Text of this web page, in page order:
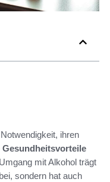
ihren
Gesundheitsvorteile
mit Alkohol trägt
sondern hat auch